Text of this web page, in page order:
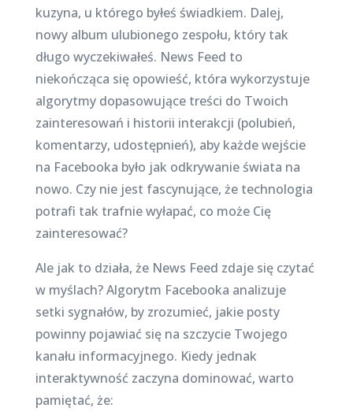
kuzyna, u którego byłeś świadkiem. Dalej,
nowy album ulubionego zespołu, który tak
długo wyczekiwałeś. News Feed to
niekończąca się opowieść, która wykorzystuje
algorytmy dopasowujące treści do Twoich
zainteresowań i historii interakcji (polubień,
komentarzy, udostępnień), aby każde wejście
na Facebooka było jak odkrywanie świata na
nowo. Czy nie jest fascynujące, że technologia
potrafi tak trafnie wyłapać, co może Cię
zainteresować?
Ale jak to działa, że News Feed zdaje się czytać
w myślach? Algorytm Facebooka analizuje
setki sygnałów, by zrozumieć, jakie posty
powinny pojawiać się na szczycie Twojego
kanału informacyjnego. Kiedy jednak
interaktywność zaczyna dominować, warto
pamiętać, że: